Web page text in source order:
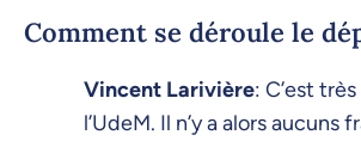
Comment se déroule le
Vincent Larivière: C’est
l’UdeM. Il n’y a alors